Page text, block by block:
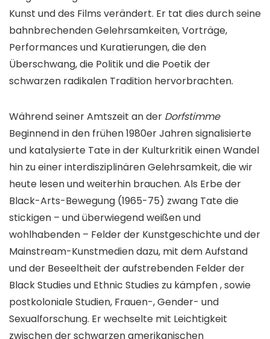
Kunst und des Films verändert. Er tat dies durch seine
bahnbrechenden Gelehrsamkeiten, Vorträge,
Performances und Kuratierungen, die den
Überschwang, die Politik und die Poetik der
schwarzen radikalen Tradition hervorbrachten.
Während seiner Amtszeit an der Dorfstimme
Beginnend in den frühen 1980er Jahren signalisierte
und katalysierte Tate in der Kulturkritik einen Wandel
hin zu einer interdisziplinären Gelehrsamkeit, die wir
heute lesen und weiterhin brauchen. Als Erbe der
Black-Arts-Bewegung (1965-75) zwang Tate die
stickigen – und überwiegend weißen und
wohlhabenden – Felder der Kunstgeschichte und der
Mainstream-Kunstmedien dazu, mit dem Aufstand
und der Beseeltheit der aufstrebenden Felder der
Black Studies und Ethnic Studies zu kämpfen , sowie
postkoloniale Studien, Frauen-, Gender- und
Sexualforschung. Er wechselte mit Leichtigkeit
zwischen der schwarzen amerikanischen